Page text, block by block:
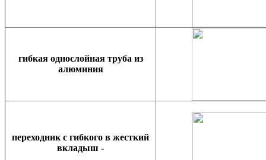
гибкая однослойная труба из
алюминия
переходник с гибкого в жесткий
вкладыш -